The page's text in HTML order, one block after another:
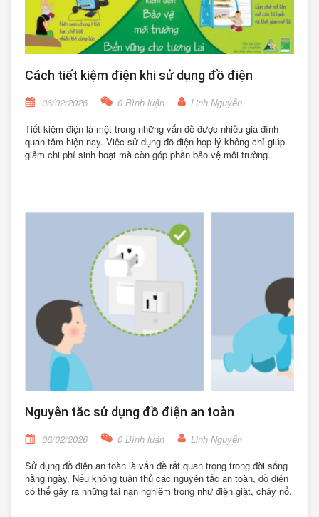
Cách tiết kiệm điện khi sử dụng đồ điện
06/02/2026 0 Bình luận
Linh Nguyễn
Tiết kiệm điện là một trong những vấn đề được nhiều gia đình
quan tâm hiện nay. Việc sử dụng đồ điện hợp lý không chỉ giúp
giảm chi phí sinh hoạt mà còn góp phần bảo vệ môi trường.
Nguyên tắc sử dụng đồ điện an toàn
06/02/2026 0 Bình luận
Linh Nguyễn
Sử dụng đồ điện an toàn là vấn đề rất quan trọng trong đời sống
hằng ngày. Nếu không tuân thủ các nguyên tắc an toàn, đồ điện
có thể gây ra những tai nạn nghiêm trọng như điện giật, cháy nổ.